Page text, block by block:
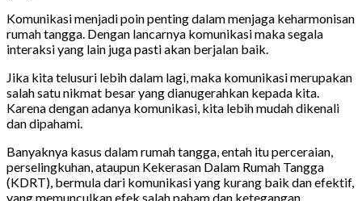
Komunikasi menjadi poin penting dalam menjaga keharmonisan
rumah tangga. Dengan lancarnya komunikasi maka segala
interaksi yang lain juga pasti akan berjalan baik.
Jika kita telusuri lebih dalam lagi, maka komunikasi merupakan
salah satu nikmat besar yang dianugerahkan kepada kita.
Karena dengan adanya komunikasi, kita lebih mudah dikenali
dan dipahami.
Banyaknya kasus dalam rumah tangga, entah itu perceraian,
perselingkuhan, ataupun Kekerasan Dalam Rumah Tangga
(KDRT), bermula dari komunikasi yang kurang baik dan efektif,
yang memunculkan efek salah paham dan ketegangan.